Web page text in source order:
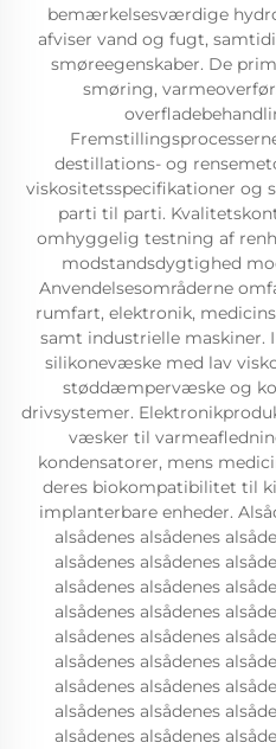
bemærkelsesværdige
afviser vand og fugt,
smøreegenskaber. De
smøring,
destillations- og
viskositetsspecifikationer og
parti til parti.
omhyggelig testning af
modstandsdygtighed
Anvendelsesområderne
rumfart, elektronik,
samt industrielle maskiner.
silikonevæske med lav
støddæmpervæske og
drivsystemer.
væsker til
kondensatorer, mens
deres biokompatibilitet til
implanterbare enheder.
alsådenes alsådenes
alsådenes alsådenes
alsådenes alsådenes
alsådenes alsådenes
alsådenes alsådenes
alsådenes alsådenes
alsådenes alsådenes
alsådenes alsådenes
alsådenes alsådenes